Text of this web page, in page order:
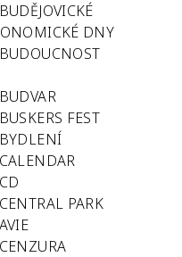
BUDĚJOVICKÉ
DNY
BUDOUCNOST
BUDVAR
BUSKERS FEST
BYDLENÍ
CALENDAR
CD
CENTRAL PARK
CENZURA